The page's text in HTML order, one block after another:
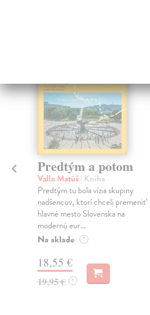
na
Predtým a potom
Vallo Matúš| Kniha
Predtým tu bola vízia skupiny
nadšencov, ktorí chceli premeniť
hlavné mesto Slovenska na
modernú eur...
Na sklade ?
18,55 €
19,95 € ?